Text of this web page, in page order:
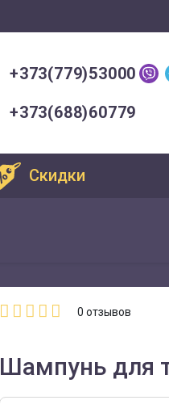
+373(779)53000
+373(688)60779
Скидки
0отзывов
Шампунь для